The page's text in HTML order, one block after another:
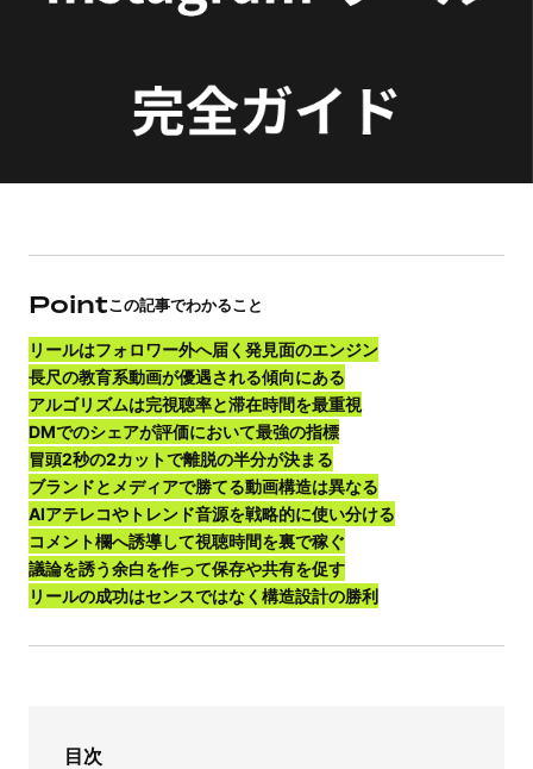
Pointこの記事でわかること
リールはフォロワー外へ届く発見面のエンジン
長尺の教育系動画が優遇される傾向にある
アルゴリズムは完視聴率と滞在時間を最重視
DMでのシェアが評価において最強の指標
冒頭2秒の2カットで離脱の半分が決まる
ブランドとメディアで勝てる動画構造は異なる
AIアテレコやトレンド音源を戦略的に使い分ける
コメント欄へ誘導して視聴時間を裏で稼ぐ
議論を誘う余白を作って保存や共有を促す
リールの成功はセンスではなく構造設計の勝利
目次